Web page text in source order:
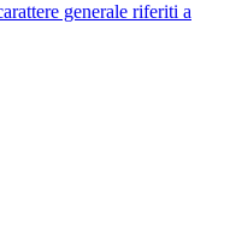
generale riferiti a